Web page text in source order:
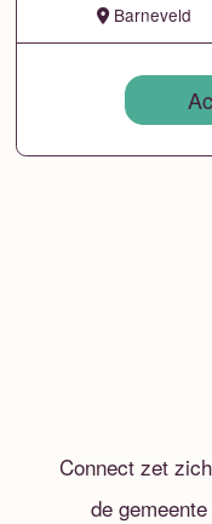
Barneveld
Connect zet
de